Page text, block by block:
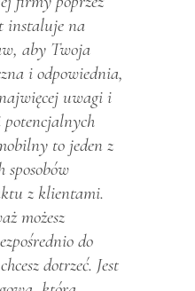
instaluje na
aby Twoja
i odpowiednia,
uwagi i
potencjalnych
to jeden z
sposobów
z klientami.
możesz
do
dotrzeć. Jest